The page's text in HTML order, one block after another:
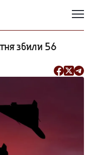
збили 56